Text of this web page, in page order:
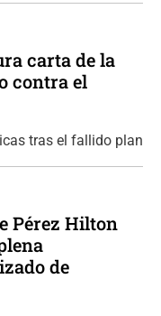
carta de la
contra el
tras el fallido plan
Pérez Hilton
de